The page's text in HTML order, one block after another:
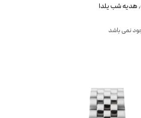
شب یلدا
نمی باشد